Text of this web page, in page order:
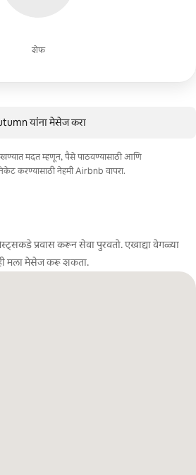
शेफ
यांना मेसेज करा
मदत म्हणून, पैसे पाठवण्यासाठी आणि
करण्यासाठी नेहमी Airbnb वापरा.
प्रवास करून सेवा पुरवतो. एखाद्या वेगळ्या
मला मेसेज करू शकता.